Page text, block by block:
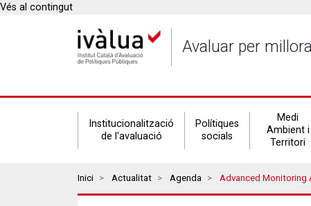
Vés al contingut
Avaluar per
Secondary
navigation
Institucionalització
de l'avaluació
Polítiques
socials
Medi
Ambient i
Territori
Breadcrumbs
Inici Actualitat Agenda Advanced Monitoring